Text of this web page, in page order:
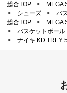
総合TOP
> MEGA
>
シューズ > バ
総合TOP
> MEGA
>
バスケットボール
>
ナイキ KD TREY